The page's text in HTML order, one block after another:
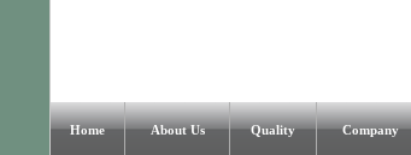
Home About Us Quality Company